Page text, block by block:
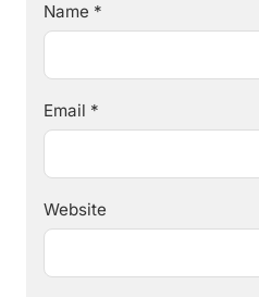
Name *
Email *
Website